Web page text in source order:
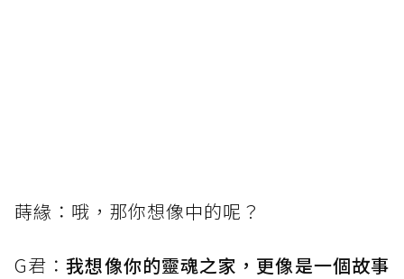
蒔緣：哦，那你想像中的呢？
G君：我想像你的靈魂之家，更像是一個故事